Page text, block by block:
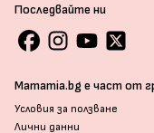
Последвайте ни
Mamamia.bg е част от
Условия за ползване
Лични данни